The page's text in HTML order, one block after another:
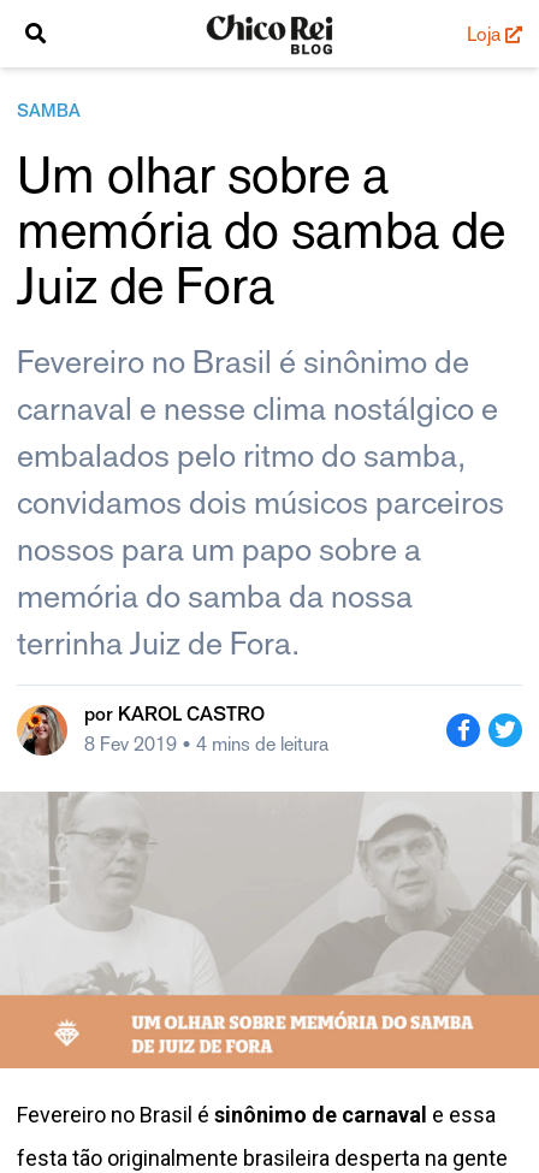
Loja
SAMBA
Um olhar sobre a
memória do samba de
Juiz de Fora
Fevereiro no Brasil é sinônimo de
carnaval e nesse clima nostálgico e
embalados pelo ritmo do samba,
convidamos dois músicos parceiros
nossos para um papo sobre a
memória do samba da nossa
terrinha Juiz de Fora.
por KAROL CASTRO
8 Fev 2019 • 4 mins de leitura
Fevereiro no Brasil é sinônimo de carnaval e essa
festa tão originalmente brasileira desperta na gente